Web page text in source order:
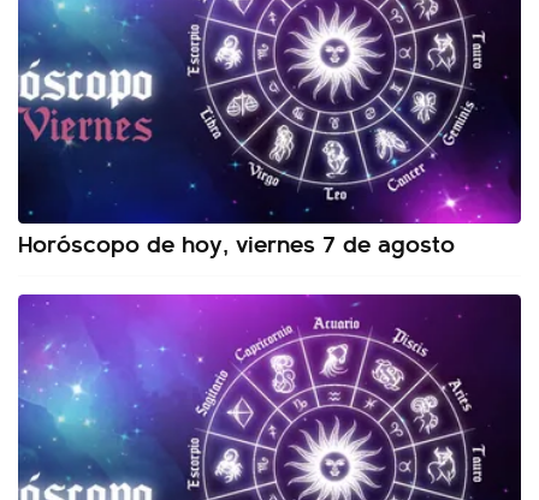
Horóscopo de hoy, viernes 7 de agosto